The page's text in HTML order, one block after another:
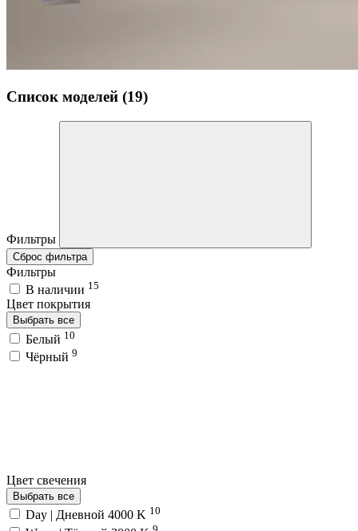
Список моделей (19)
Фильтры
Сброс фильтра
Фильтры
В наличии 15
Цвет покрытия
Выбрать все
Белый 10
Чёрный 9
Цвет свечения
Выбрать все
Day | Дневной 4000 K 10
9